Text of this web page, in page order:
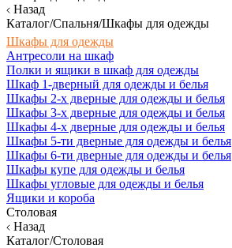
Назад
Каталог/Спальня/Шкафы для одежды
Шкафы для одежды
Антресоли на шкаф
Полки и ящики в шкаф для одежды
Шкаф 1-дверный для одежды и белья
Шкафы 2-х дверные для одежды и белья
Шкафы 3-х дверные для одежды и белья
Шкафы 4-х дверные для одежды и белья
Шкафы 5-ти дверные для одежды и белья
Шкафы 6-ти дверные для одежды и белья
Шкафы купе для одежды и белья
Шкафы угловые для одежды и белья
Ящики и короба
Столовая
Назад
Каталог/Столовая